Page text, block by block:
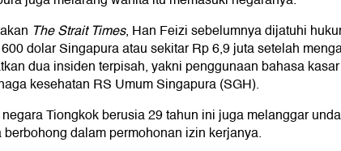
The Strait Times, Han Feizi sebelumnya dijatuhi
dolar Singapura atau sekitar Rp 6,9 juta setelah
dua insiden terpisah, yakni penggunaan bahasa
kesehatan RS Umum Singapura (SGH).
Tiongkok berusia 29 tahun ini juga melanggar
berbohong dalam permohonan izin kerjanya.